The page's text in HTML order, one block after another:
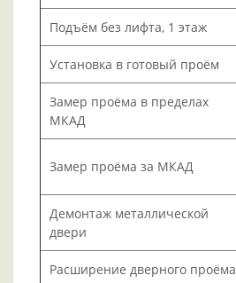
Подъём без лифта, 1 этаж
Установка в готовый проём
Замер проёма в пределах
МКАД
Замер проёма за МКАД
Демонтаж металлической
двери
Расширение дверного проёма